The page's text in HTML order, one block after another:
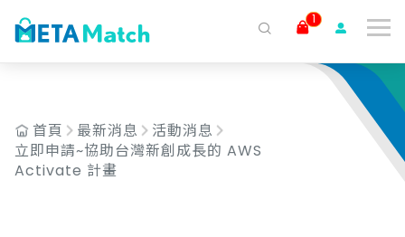
1
首頁 最新消息
活動消息
立即申請~協助台灣新創成長的 AWS
Activate 計畫